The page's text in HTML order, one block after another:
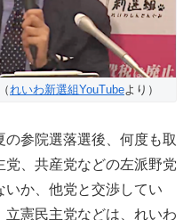
れいわ新選組YouTubeより）
参院選落選後、何度も取
党、共産党などの左派野党
か、他党と交渉してい
憲民主党などは、れいわ